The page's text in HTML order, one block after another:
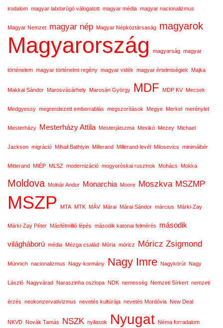
irodalom magyar labdarúgó válogatott magyar média magyar nacionalizmus
Magyar Nemzet magyar nép Magyar Népköztársaság magyarok
Magyarország magyarság magyar
történelem magyar történelmi regény magyar vidék magyar értelmiségiek Majka
Makkai Sándor Marosvásárhely Marosán György MDF MDP KV Mecsek
Medgyessy megrendezett emberrablás megszorítások Megye Merkel merénylet
Mesterházy Mesterházy Attila Mesterjátszma Mexikó Mezey Michael
Jackson migráció Mihail Bathtyin Millerand Millerand-levél Milosevics minimálbér
Mitterand MIÉP MLSZ modernizáció mogyoróskai ruszinok Mohács Mokka
Moldova Molnár Andor Monarchia Moore Moszkva MSZMP
MSZP MTA MTK MÁV Márai Márai Sándor március Márki-Zay
Márki-Zay Péter Másfélmillió lépés második katonai felmérés második
világháború média Mézga család Mória móricz Móricz Zsigmond
Münnich nacionalizmus Nagy-kormány Nagy Imre Nagykörút Nagy
László Nagyvárad Naraszinha oszlopa NDK nemesség Nemzeti Sírkert nemzeti
érzés neokonzervativizmus nevetés kultúrája nevetés Mordóvia New Deal
NKVD Novák Tamás NSZK nyilasok Nyugat Néma forradalom